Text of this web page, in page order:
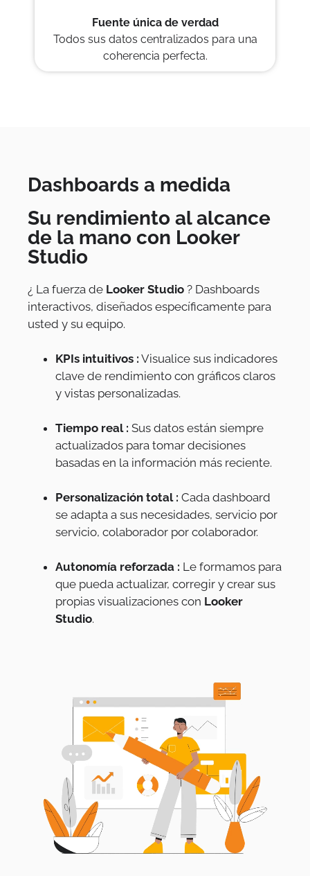
Fuente única de verdad
Todos sus datos centralizados para una
coherencia perfecta.
Dashboards a medida
Su rendimiento al alcance
de la mano con Looker
Studio
¿ La fuerza de Looker Studio ? Dashboards
interactivos, diseñados específicamente para
usted y su equipo.
KPIs intuitivos : Visualice sus indicadores
clave de rendimiento con gráficos claros
y vistas personalizadas.
Tiempo real : Sus datos están siempre
actualizados para tomar decisiones
basadas en la información más reciente.
Personalización total : Cada dashboard
se adapta a sus necesidades, servicio por
servicio, colaborador por colaborador.
Autonomía reforzada : Le formamos para
que pueda actualizar, corregir y crear sus
propias visualizaciones con Looker
Studio.